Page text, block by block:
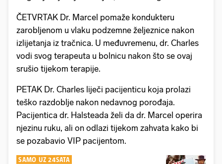
ČETVRTAK Dr. Marcel pomaže kondukteru
zarobljenom u vlaku podzemne željeznice nakon
izlijetanja iz tračnica. U međuvremenu, dr. Charles
vodi svog terapeuta u bolnicu nakon što se ovaj
srušio tijekom terapije.
PETAK Dr. Charles liječi pacijenticu koja prolazi
teško razdoblje nakon nedavnog porođaja.
Pacijentica dr. Halsteada želi da dr. Marcel operira
njezinu ruku, ali on odlazi tijekom zahvata kako bi
se pozabavio VIP pacijentom.
SAMO UZ 24SATA